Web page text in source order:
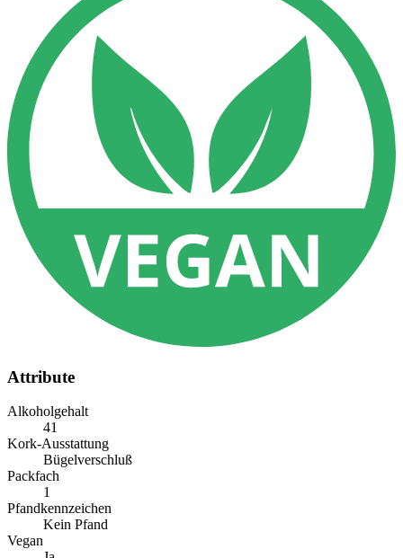
Attribute
Alkoholgehalt
41
Kork-Ausstattung
Bügelverschluß
Packfach
1
Pfandkennzeichen
Kein Pfand
Vegan